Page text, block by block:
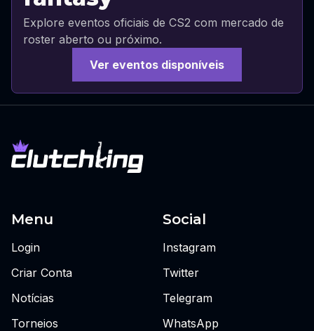
Explore eventos oficiais de CS2 com mercado de
roster aberto ou próximo.
Ver eventos disponíveis
Menu
Login
Criar Conta
Notícias
Torneios
Social
Instagram
Twitter
Telegram
WhatsApp